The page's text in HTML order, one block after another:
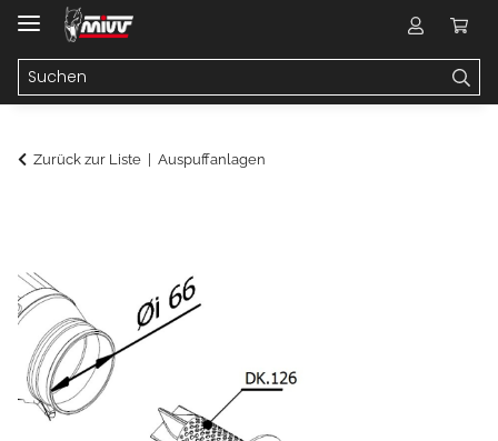
Zurück zur Liste Auspuffanlagen